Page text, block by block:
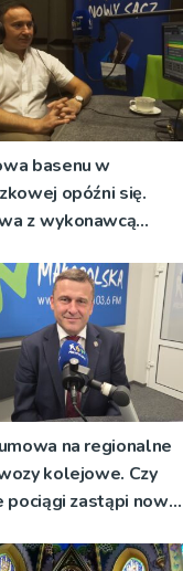
basenu w
opóźni się.
z wykonawcą
podpisana
na regionalne
kolejowe. Czy
pociągi zastąpi nowy